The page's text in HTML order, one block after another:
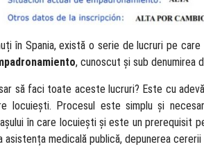
în Spania, există o serie de lucruri pe
, cunoscut și sub denumirea
să faci toate aceste lucruri? Este cu
locuiești. Procesul este simplu și
în care locuiești și este un prerequisit
asistența medicală publică, depunerea